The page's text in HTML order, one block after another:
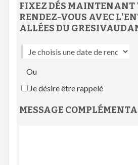
FIXEZ DÉS MAINTENANT
RENDEZ-VOUS AVEC L'
ALLÉES DU
Ou
Je désire être rappelé
MESSAGE